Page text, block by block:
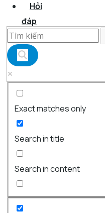
Hỏi
đáp
Exact matches only
Search in title
Search in content